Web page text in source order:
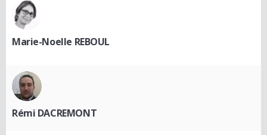
Marie-Noelle REBOUL
Rémi DACREMONT